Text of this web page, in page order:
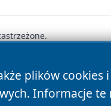
plików
Informacje
Cookies